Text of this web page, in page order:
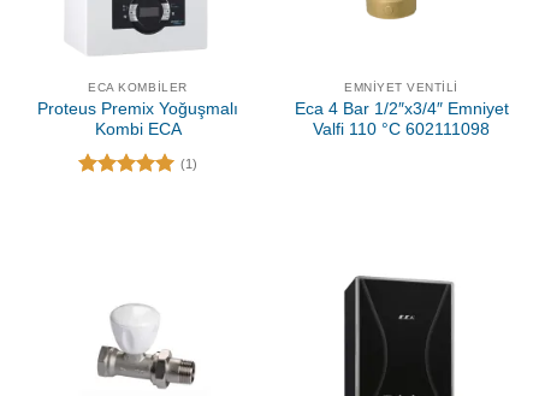
ECA KOMBILER
Proteus Premix Yoğuşmalı
Kombi ECA
(1)
EMNIYET VENTILI
Eca 4 Bar 1/2″x3/4″ Emniyet
Valfi 110 °C 602111098